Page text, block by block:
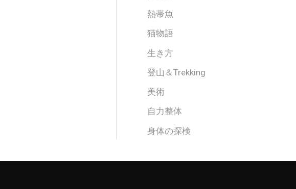
熱帯魚
猫物語
生き方
登山＆Trekking
美術
自力整体
身体の探検